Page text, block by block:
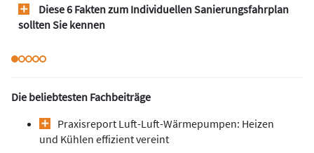
Diese 6 Fakten zum Individuellen Sanierungsfahrplan
sollten Sie kennen
Die beliebtesten Fachbeiträge
Praxisreport Luft-Luft-Wärmepumpen: Heizen
und Kühlen effizient vereint